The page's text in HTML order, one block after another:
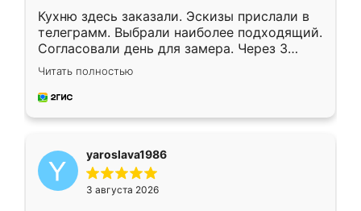
Кухню здесь заказали. Эскизы прислали в
телеграмм. Выбрали наиболее подходящий.
Согласовали день для замера. Через 3
недели кухня была уже готова. Остались
довольны работой. Спасибо Ренессанс
мебель за качественную работу!
Читать полностью
yaroslava1986
3 августа 2026